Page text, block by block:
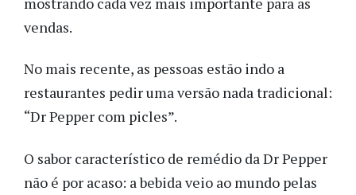
vendas.
No mais recente, as pessoas estão indo a
restaurantes pedir uma versão nada tradicional:
“Dr Pepper com picles”.
O sabor característico de remédio da Dr Pepper
não é por acaso: a bebida veio ao mundo pelas